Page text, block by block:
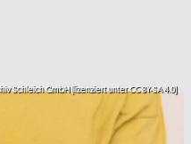
Schleich GmbH (lizenziert unter CC BY-SA 4.0)